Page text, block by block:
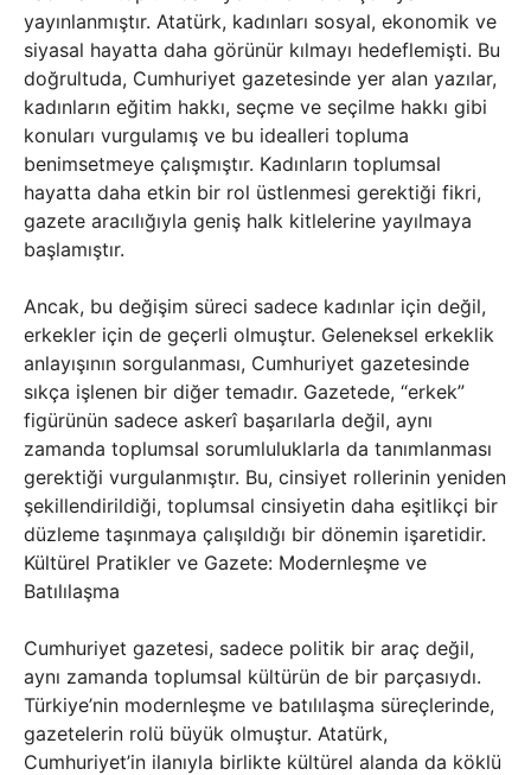
yayınlanmıştır. Atatürk, kadınları sosyal, ekonomik ve
siyasal hayatta daha görünür kılmayı hedeflemişti. Bu
doğrultuda, Cumhuriyet gazetesinde yer alan yazılar,
kadınların eğitim hakkı, seçme ve seçilme hakkı gibi
konuları vurgulamış ve bu idealleri topluma
benimsetmeye çalışmıştır. Kadınların toplumsal
hayatta daha etkin bir rol üstlenmesi gerektiği fikri,
gazete aracılığıyla geniş halk kitlelerine yayılmaya
başlamıştır.
Ancak, bu değişim süreci sadece kadınlar için değil,
erkekler için de geçerli olmuştur. Geleneksel erkeklik
anlayışının sorgulanması, Cumhuriyet gazetesinde
sıkça işlenen bir diğer temadır. Gazetede, “erkek”
figürünün sadece askerî başarılarla değil, aynı
zamanda toplumsal sorumluluklarla da tanımlanması
gerektiği vurgulanmıştır. Bu, cinsiyet rollerinin yeniden
şekillendirildiği, toplumsal cinsiyetin daha eşitlikçi bir
düzleme taşınmaya çalışıldığı bir dönemin işaretidir.
Kültürel Pratikler ve Gazete: Modernleşme ve
Batılılaşma
Cumhuriyet gazetesi, sadece politik bir araç değil,
aynı zamanda toplumsal kültürün de bir parçasıydı.
Türkiye’nin modernleşme ve batılılaşma süreçlerinde,
gazetelerin rolü büyük olmuştur. Atatürk,
Cumhuriyet’in ilanıyla birlikte kültürel alanda da köklü